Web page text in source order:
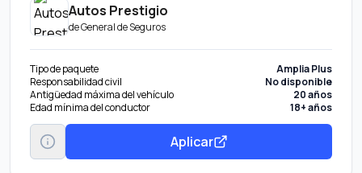
Autos Prestigio
deGeneral de Seguros
Tipo de paquete
Amplia Plus
Responsabilidad civil
No disponible
Antigüedad máxima del vehículo
20 años
Edad mínima del conductor
18+ años
Aplicar